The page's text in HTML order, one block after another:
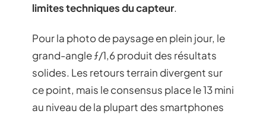
limites techniques du capteur.
Pour la photo de paysage en plein jour, le
grand-angle ƒ/1,6 produit des résultats
solides. Les retours terrain divergent sur
ce point, mais le consensus place le 13 mini
au niveau de la plupart des smartphones